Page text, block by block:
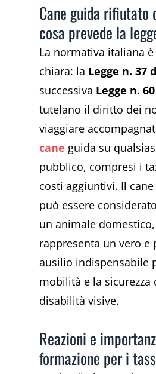
Cane guida rifiutato
cosa prevede la
La normativa italiana
chiara: la Legge n. 37
successiva Legge n.
tutelano il diritto dei
viaggiare
cane guida su
pubblico, compresi i
costi aggiuntivi. Il
può essere
un animale
rappresenta un vero e
ausilio indispensabile
mobilità e la sicurezza
disabilità visive.
Reazioni e
formazione per i